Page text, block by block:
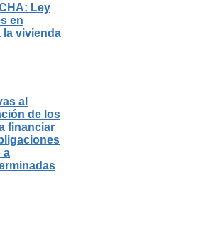
Ley
en
la vivienda
al
de los
financiar
a